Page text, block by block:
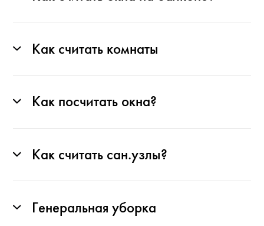
Как считать комнаты
Как посчитать окна?
Как считать сан.узлы?
Генеральная уборка